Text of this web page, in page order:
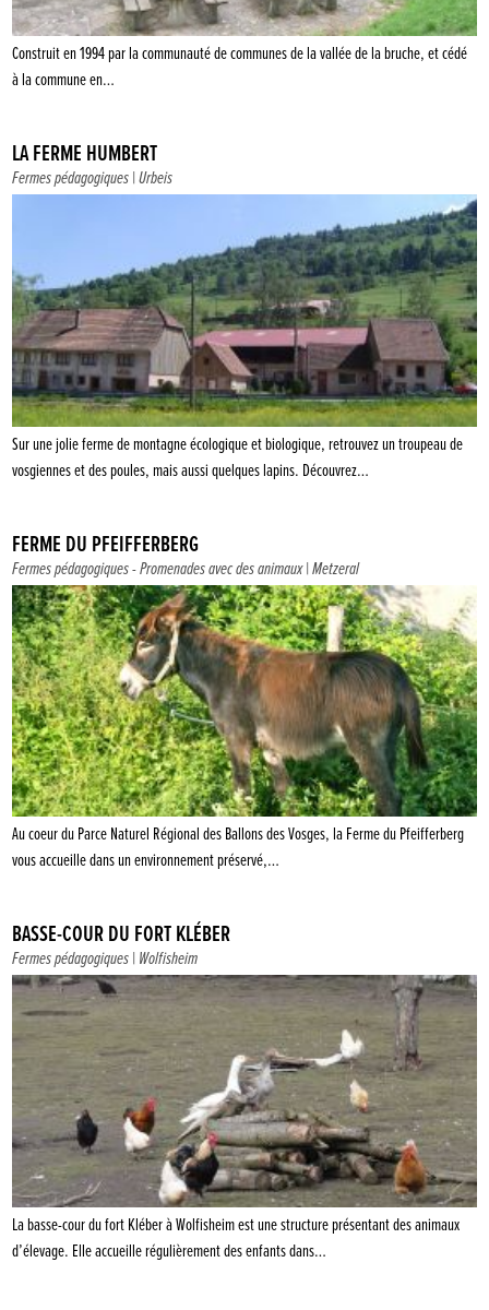
Construit en 1994 par la communauté de communes de la vallée de la bruche, et cédé
à la commune en…
LA FERME HUMBERT
Fermes pédagogiques| Urbeis
Sur une jolie ferme de montagne écologique et biologique, retrouvez un troupeau de
vosgiennes et des poules, mais aussi quelques lapins. Découvrez…
FERME DU PFEIFFERBERG
Fermes pédagogiques-Promenades avec des animaux| Metzeral
Au coeur du Parce Naturel Régional des Ballons des Vosges, la Ferme du Pfeifferberg
vous accueille dans un environnement préservé,…
BASSE-COUR DU FORT KLÉBER
Fermes pédagogiques| Wolfisheim
La basse-cour du fort Kléber à Wolfisheim est une structure présentant des animaux
d’élevage. Elle accueille régulièrement des enfants dans…